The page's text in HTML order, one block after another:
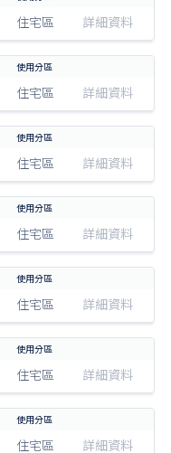
住宅區 詳細資料
住宅區 詳細資料
住宅區 詳細資料
住宅區 詳細資料
住宅區 詳細資料
住宅區 詳細資料
住宅區 詳細資料